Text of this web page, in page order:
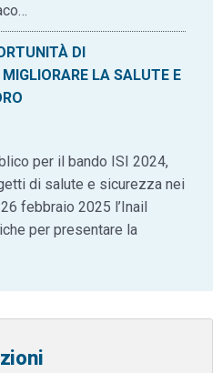
DI
LA SALUTE E
per il bando ISI 2024,
di salute e sicurezza nei
febbraio 2025 l’Inail
per presentare la